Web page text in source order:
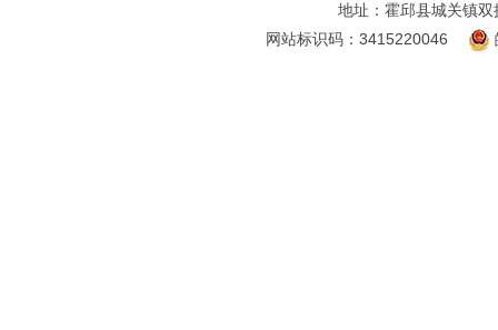
地址：霍邱县城关镇双
网站标识码：3415220046